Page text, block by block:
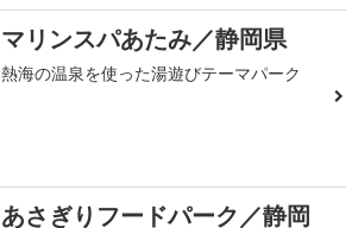
マリンスパあたみ／静岡県
熱海の温泉を使った湯遊びテーマパーク
あさぎりフードパーク／静岡